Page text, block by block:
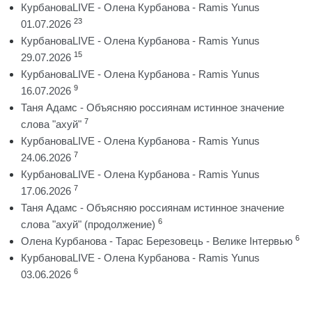
КурбановаLIVE - Олена Курбанова - Ramis Yunus
01.07.2026 23
КурбановаLIVE - Олена Курбанова - Ramis Yunus
29.07.2026 15
КурбановаLIVE - Олена Курбанова - Ramis Yunus
16.07.2026 9
Таня Адамс - Объясняю россиянам истинное значение
слова "ахуй" 7
КурбановаLIVE - Олена Курбанова - Ramis Yunus
24.06.2026 7
КурбановаLIVE - Олена Курбанова - Ramis Yunus
17.06.2026 7
Таня Адамс - Объясняю россиянам истинное значение
слова "ахуй" (продолжение) 6
Олена Курбанова - Тарас Березовець - Велике Інтервью 6
КурбановаLIVE - Олена Курбанова - Ramis Yunus
03.06.2026 6